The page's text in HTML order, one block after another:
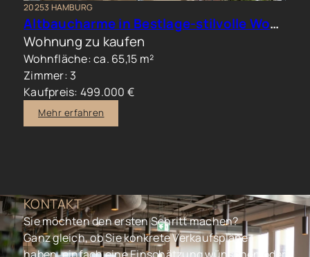
20253 HAMBURG
Altbaucharme in Bestlage-stilvolle Wohnung im beliebten Generalsviertel
Wohnung zu kaufen
Wohnfläche: ca. 65,15 m²
Zimmer: 3
Kaufpreis: 499.000 €
Mehr erfahren
KONTAKT
Sie möchten den ersten Schritt machen?
Ganz gleich, ob Sie konkrete Verkaufspläne